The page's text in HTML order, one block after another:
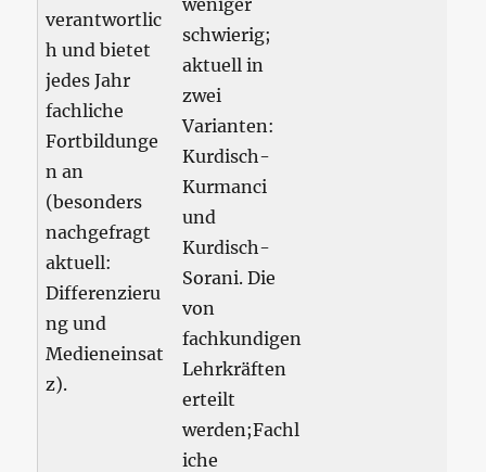
verantwortlic
h und bietet
jedes Jahr
fachliche
Fortbildunge
n an
(besonders
nachgefragt
aktuell:
Differenzieru
ng und
Medieneinsat
z).
schwierig;
aktuell in
zwei
Varianten:
Kurdisch-
Kurmanci
und
Kurdisch-
Sorani. Die
von
fachkundigen
Lehrkräften
erteilt
werden;Fachl
iche